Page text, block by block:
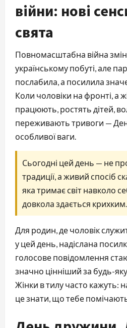
війни: нові
свята
Повномасштабна війна
українському побуті, але
послабила, а посилила
Коли чоловіки на фронті, а
працюють, ростять дітей,
переживають тривоги —
особливої ваги.
Сьогодні цей день — не
традиції, а живий спосіб
яка тримає світ навколо
довкола здається крихким.
Для родин, де чоловік
у цей день, надіслана
голосове повідомлення
значно цінніший за будь-
Жінки в тилу часто кажуть:
це знати, що тебе